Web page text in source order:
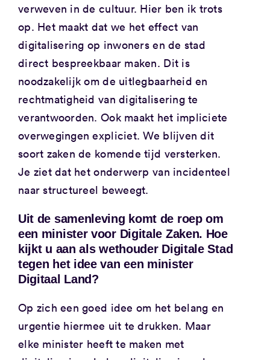
verweven in de cultuur. Hier ben ik trots
op. Het maakt dat we het effect van
digitalisering op inwoners en de stad
direct bespreekbaar maken. Dit is
noodzakelijk om de uitlegbaarheid en
rechtmatigheid van digitalisering te
verantwoorden. Ook maakt het impliciete
overwegingen expliciet. We blijven dit
soort zaken de komende tijd versterken.
Je ziet dat het onderwerp van incidenteel
naar structureel beweegt.
Uit de samenleving komt de roep om
een minister voor Digitale Zaken. Hoe
kijkt u aan als wethouder Digitale Stad
tegen het idee van een minister
Digitaal Land?
Op zich een goed idee om het belang en
urgentie hiermee uit te drukken. Maar
elke minister heeft te maken met